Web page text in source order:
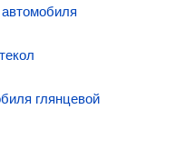
глянцевой